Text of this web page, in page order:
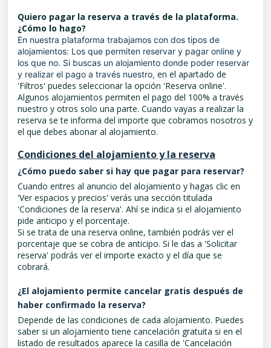
Quiero pagar la reserva a través de la plataforma.
¿Cómo lo hago?
En nuestra plataforma trabajamos con dos tipos de
alojamientos: Los que permiten reservar y pagar online y
los que no. Si buscas un alojamiento donde poder reservar
y realizar el pago a través nuestro, en el apartado de
'Filtros' puedes seleccionar la opción 'Reserva online'.
Algunos alojamientos permiten el pago del 100% a través
nuestro y otros solo una parte. Cuando vayas a realizar la
reserva se te informa del importe que cobramos nosotros y
el que debes abonar al alojamiento.
Condiciones del alojamiento y la reserva
¿Cómo puedo saber si hay que pagar para reservar?
Cuando entres al anuncio del alojamiento y hagas clic en
'Ver espacios y precios' verás una sección titulada
'Condiciones de la reserva'. Ahí se indica si el alojamiento
pide anticipo y el porcentaje.
Si se trata de una reserva online, también podrás ver el
porcentaje que se cobra de anticipo. Si le das a 'Solicitar
reserva' podrás ver el importe exacto y el día que se
cobrará.
¿El alojamiento permite cancelar gratis después de
haber confirmado la reserva?
Depende de las condiciones de cada alojamiento. Puedes
saber si un alojamiento tiene cancelación gratuita si en el
listado de resultados aparece la casilla de 'Cancelación